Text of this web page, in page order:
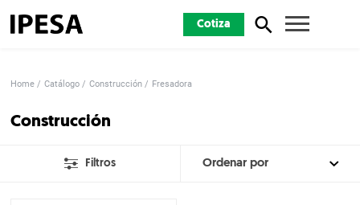
Cotiza
Home Catálogo Construcción Fresadora
Construcción
Filtros